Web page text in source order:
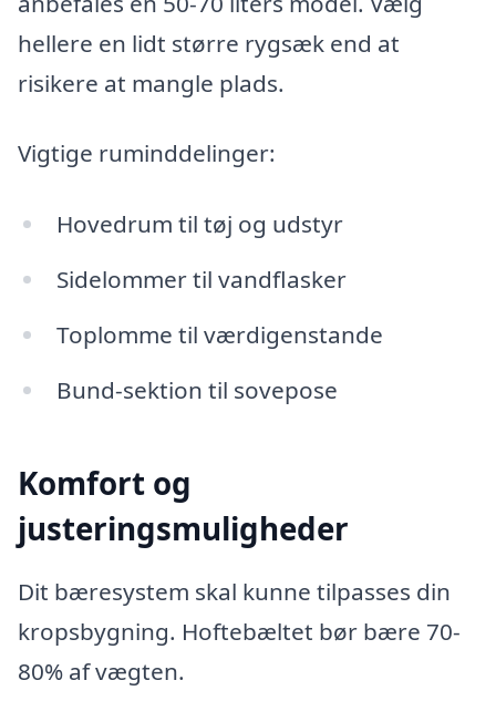
hellere en lidt større rygsæk end at
risikere at mangle plads.
Vigtige ruminddelinger:
Hovedrum til tøj og udstyr
Sidelommer til vandflasker
Toplomme til værdigenstande
Bund-sektion til sovepose
Komfort og
justeringsmuligheder
Dit bæresystem skal kunne tilpasses din
kropsbygning. Hoftebæltet bør bære 70-
80% af vægten.